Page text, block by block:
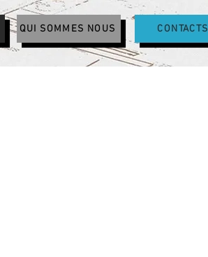
QUI SOMMES NOUS CONTACTS